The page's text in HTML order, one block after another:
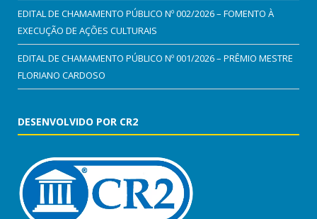
EDITAL DE CHAMAMENTO PÚBLICO Nº 002/2026 – FOMENTO À
EXECUÇÃO DE AÇÕES CULTURAIS
EDITAL DE CHAMAMENTO PÚBLICO Nº 001/2026 – PRÊMIO MESTRE
FLORIANO CARDOSO
DESENVOLVIDO POR CR2